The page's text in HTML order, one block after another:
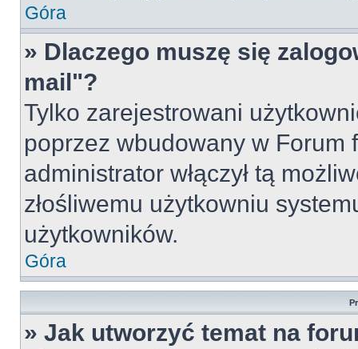
Góra
» Dlaczego muszę się
mail"?
Tylko zarejestrowani
poprzez wbudowany w Forum
administrator włączył tą
złośliwemu użytkowniu
użytkowników.
Góra
» Jak utworzyć temat na